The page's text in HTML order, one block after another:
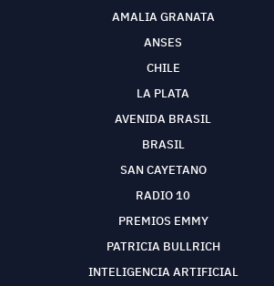
AMALIA GRANATA
ANSES
CHILE
LA PLATA
AVENIDA BRASIL
BRASIL
SAN CAYETANO
RADIO 10
PREMIOS EMMY
PATRICIA BULLRICH
INTELIGENCIA ARTIFICIAL